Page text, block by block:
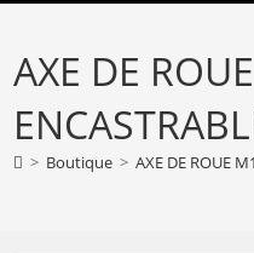
AXE DE
> Boutique > AXE DE ROUE